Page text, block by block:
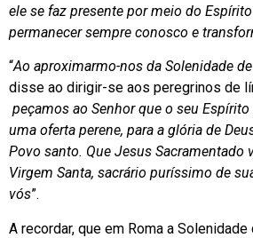
ele se faz presente por meio do
permanecer sempre conosco e
“Ao aproximarmo-nos da Solenidade
disse ao dirigir-se aos peregrinos de
peçamos ao Senhor que o seu
uma oferta perene, para a glória de
Povo santo. Que Jesus Sacramentado
Virgem Santa, sacrário puríssimo de
vós”.
A recordar, que em Roma a Solenidade